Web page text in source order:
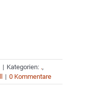
| Kategorien: .,
| 0 Kommentare